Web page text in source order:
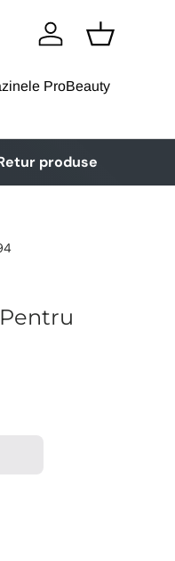
Logare Cos
ProBeauty
produse